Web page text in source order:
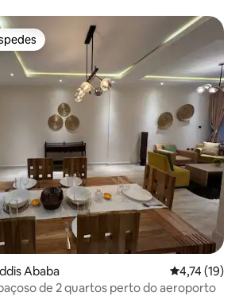
Ababa 4,74 de uma
4,74 (19)
de 2 quartos perto do aeroporto